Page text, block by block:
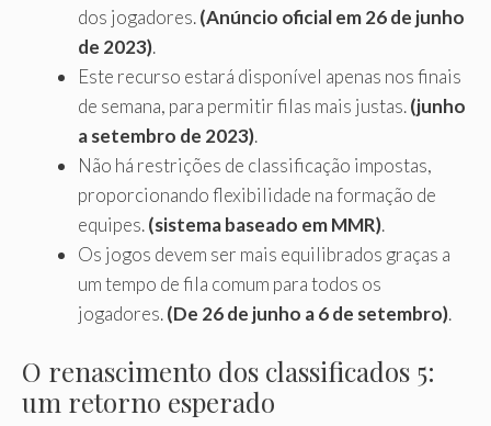
dos jogadores.(Anúncio oficial em 26 de junho
de 2023).
Este recurso estará disponível apenas nos finais
de semana, para permitir filas mais justas.(junho
a setembro de 2023).
Não há restrições de classificação impostas,
proporcionando flexibilidade na formação de
equipes.(sistema baseado em MMR).
Os jogos devem ser mais equilibrados graças a
um tempo de fila comum para todos os
jogadores.(De 26 de junho a 6 de setembro).
O renascimento dos classificados 5:
um retorno esperado